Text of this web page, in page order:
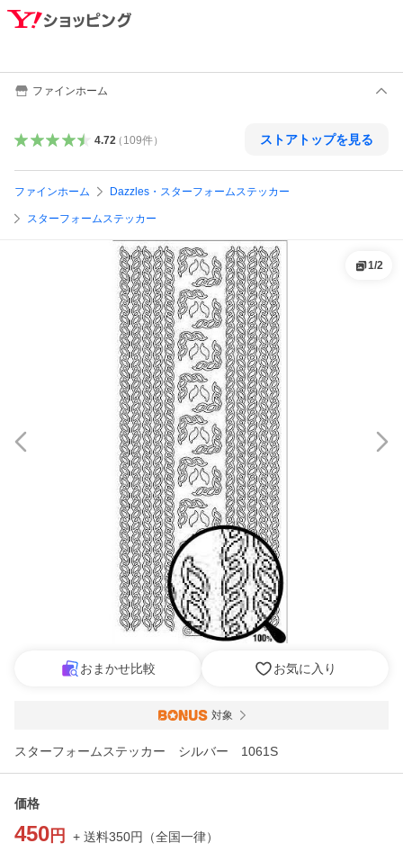
ファインホーム
4.72（ 109件） ストアトップを見る
ファインホーム Dazzles・スターフォームステッカー
スターフォームステッカー
1/2
おまかせ比較 お気に入り
対象
スターフォームステッカー シルバー 1061S
価格
450 円 + 送料350円 （全国一律）